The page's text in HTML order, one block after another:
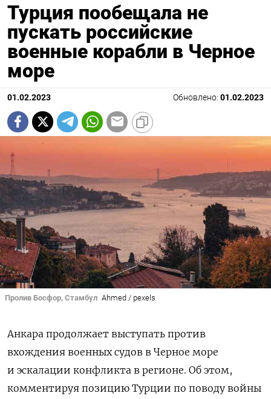
Турция пообещала не
пускать российские
военные корабли в Черное
море
01.02.2023 Обновлено: 01.02.2023
Пролив Босфор, Стамбул Ahmed / pexels
Анкара продолжает выступать против
вхождения военных судов в Черное море
и эскалации конфликта в регионе. Об этом,
комментируя позицию Турции по поводу войны